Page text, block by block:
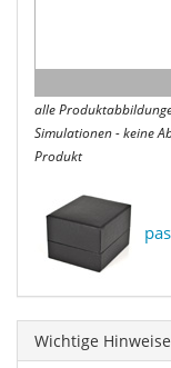
alle
Simulationen - keine
Produkt
Wichtige Hinweise